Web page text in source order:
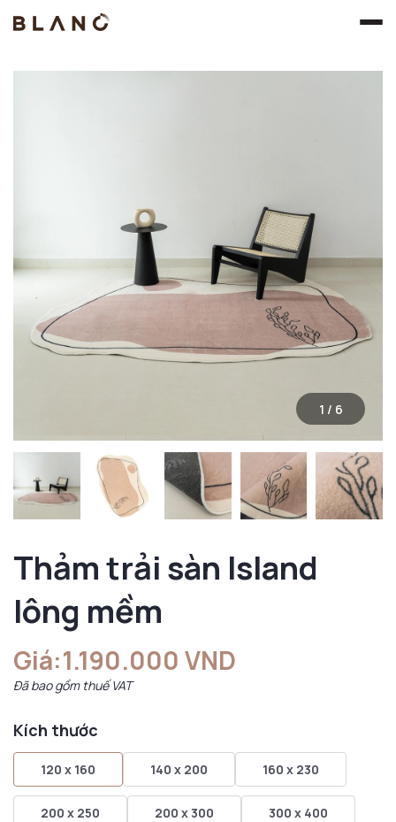
1 / 6
Thảm trải sàn Island
lông mềm
Giá:1.190.000 VND
Đã bao gồm thuế VAT
Kích thước
120 x 160 140 x 200 160 x 230
200 x 250 200 x 300 300 x 400